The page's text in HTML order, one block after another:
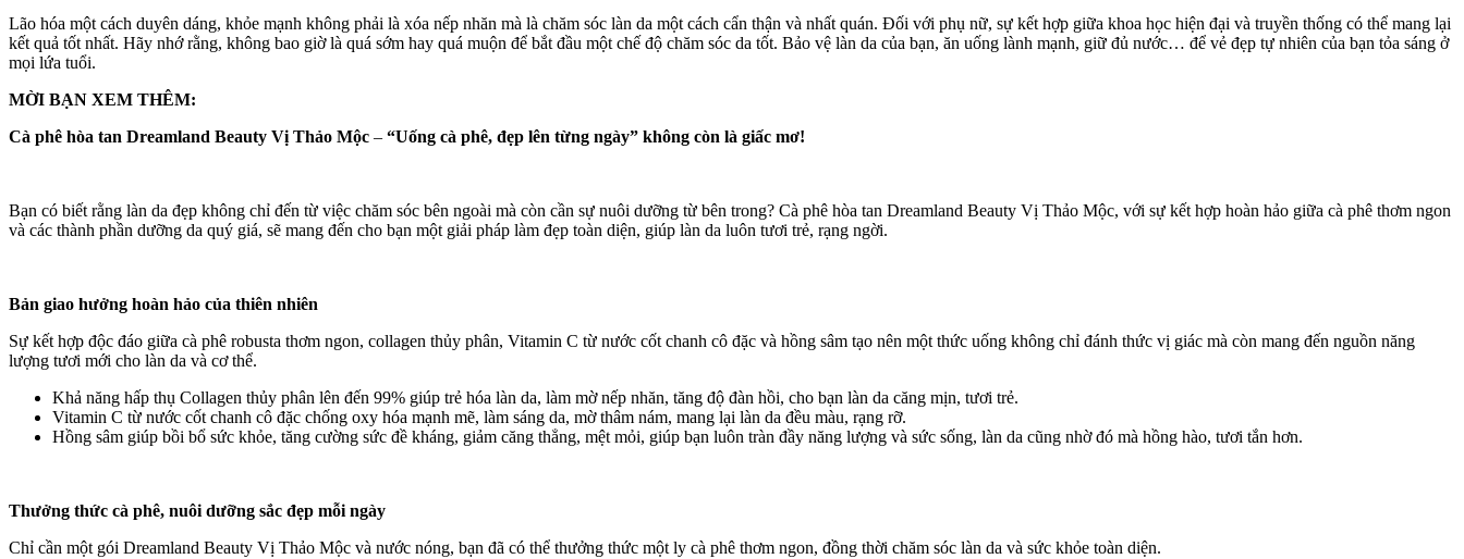
Lão hóa một cách duyên dáng, khỏe mạnh không phải là xóa nếp nhăn mà là chăm sóc làn da một cách cẩn thận và nhất quán. Đối với phụ nữ, sự kết hợp giữa khoa học hiện đại và truyền thống có thể mang lại
kết quả tốt nhất. Hãy nhớ rằng, không bao giờ là quá sớm hay quá muộn để bắt đầu một chế độ chăm sóc da tốt. Bảo vệ làn da của bạn, ăn uống lành mạnh, giữ đủ nước… để vẻ đẹp tự nhiên của bạn tỏa sáng ở
mọi lứa tuổi.
MỜI BẠN XEM THÊM:
Cà phê hòa tan Dreamland Beauty Vị Thảo Mộc – “Uống cà phê, đẹp lên từng ngày” không còn là giấc mơ!
Bạn có biết rằng làn da đẹp không chỉ đến từ việc chăm sóc bên ngoài mà còn cần sự nuôi dưỡng từ bên trong? Cà phê hòa tan Dreamland Beauty Vị Thảo Mộc, với sự kết hợp hoàn hảo giữa cà phê thơm ngon
và các thành phần dưỡng da quý giá, sẽ mang đến cho bạn một giải pháp làm đẹp toàn diện, giúp làn da luôn tươi trẻ, rạng ngời.
Bản giao hưởng hoàn hảo của thiên nhiên
Sự kết hợp độc đáo giữa cà phê robusta thơm ngon, collagen thủy phân, Vitamin C từ nước cốt chanh cô đặc và hồng sâm tạo nên một thức uống không chỉ đánh thức vị giác mà còn mang đến nguồn năng
lượng tươi mới cho làn da và cơ thể.
Khả năng hấp thụ Collagen thủy phân lên đến 99% giúp trẻ hóa làn da, làm mờ nếp nhăn, tăng độ đàn hồi, cho bạn làn da căng mịn, tươi trẻ.
Vitamin C từ nước cốt chanh cô đặc chống oxy hóa mạnh mẽ, làm sáng da, mờ thâm nám, mang lại làn da đều màu, rạng rỡ.
Hồng sâm giúp bồi bổ sức khỏe, tăng cường sức đề kháng, giảm căng thẳng, mệt mỏi, giúp bạn luôn tràn đầy năng lượng và sức sống, làn da cũng nhờ đó mà hồng hào, tươi tắn hơn.
Thưởng thức cà phê, nuôi dưỡng sắc đẹp mỗi ngày
Chỉ cần một gói Dreamland Beauty Vị Thảo Mộc và nước nóng, bạn đã có thể thưởng thức một ly cà phê thơm ngon, đồng thời chăm sóc làn da và sức khỏe toàn diện.